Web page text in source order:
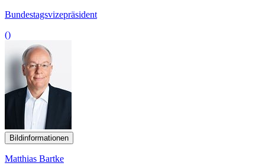
Bundestagsvizepräsident
()
Bildinformationen
Matthias Bartke